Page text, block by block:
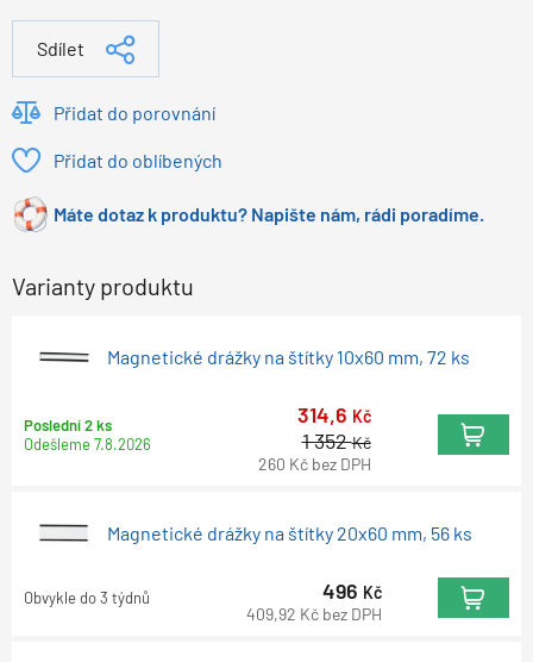
Sdílet
Přidat do porovnání
Přidat do oblíbených
Máte dotaz k produktu? Napište nám, rádi poradíme.
Varianty produktu
Magnetické drážky na štítky 10x60 mm, 72 ks
Poslední 2 ks
Odešleme7.8.2026
314,6 Kč
1 352Kč
260 Kč bez DPH
Magnetické drážky na štítky 20x60 mm, 56 ks
Obvykle do 3 týdnů 496 Kč
409,92 Kč bez DPH